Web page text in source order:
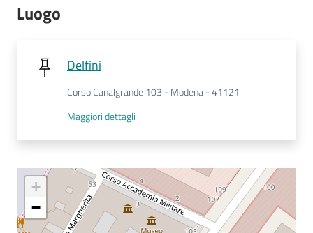
Avvisi
Contatti
Seguici
su
Luogo
Delfini
Corso Canalgrande 103 - Modena - 41121
Maggiori dettagli
+
−